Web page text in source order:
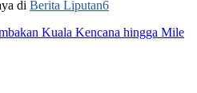
di Berita Liputan6
Kuala Kencana hingga Mile